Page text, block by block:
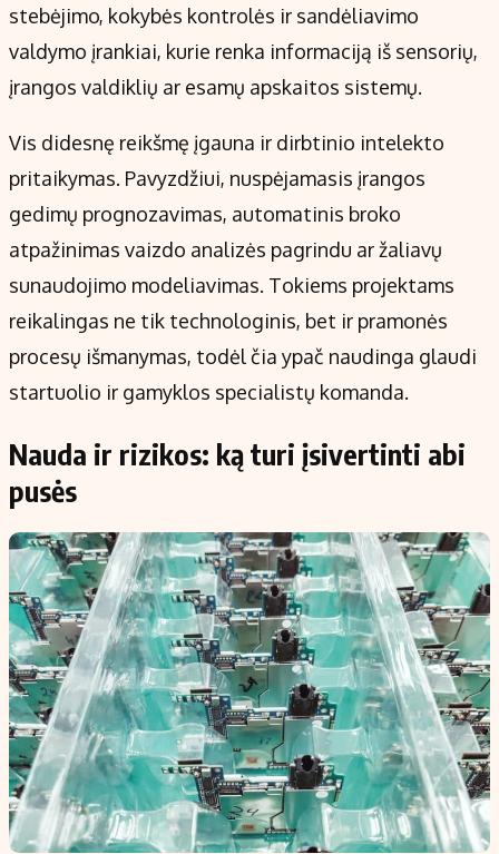
stebėjimo, kokybės kontrolės ir sandėliavimo
valdymo įrankiai, kurie renka informaciją iš sensorių,
įrangos valdiklių ar esamų apskaitos sistemų.
Vis didesnę reikšmę įgauna ir dirbtinio intelekto
pritaikymas. Pavyzdžiui, nuspėjamasis įrangos
gedimų prognozavimas, automatinis broko
atpažinimas vaizdo analizės pagrindu ar žaliavų
sunaudojimo modeliavimas. Tokiems projektams
reikalingas ne tik technologinis, bet ir pramonės
procesų išmanymas, todėl čia ypač naudinga glaudi
startuolio ir gamyklos specialistų komanda.
Nauda ir rizikos: ką turi įsivertinti abi
pusės